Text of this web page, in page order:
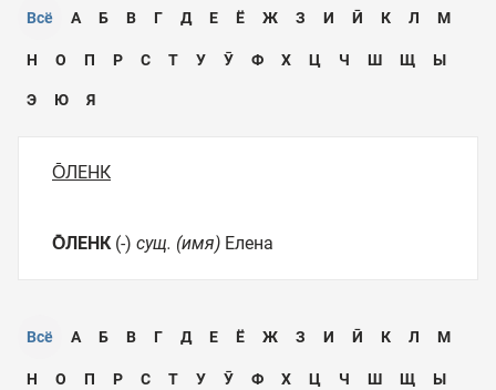
Всё А Б В Г Д Е Ё Ж З И Ӣ К Л М
Н О П Р С Т У Ӯ Ф Х Ц Ч Ш Щ Ы
Э Ю Я
О̄ЛЕНК
О̄ЛЕНК(-) сущ. (имя) Елена
Всё А Б В Г Д Е Ё Ж З И Ӣ К Л М
Н О П Р С Т У Ӯ Ф Х Ц Ч Ш Щ Ы